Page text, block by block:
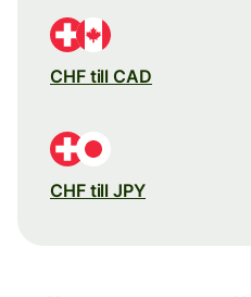
CHF till CAD
CHF till JPY